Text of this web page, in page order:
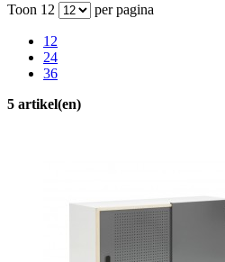
Toon 12 per pagina
12
24
36
5 artikel(en)